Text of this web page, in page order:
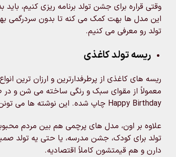
وقتی قراره برای جشن تولد برنامه ریزی کنیم،
این مدل ها بهت کمک می کنه تا بدون سردرگمی
تولد رو معرفی می کنیم.
ریسه تولد کاغذی
ریسه های کاغذی از پرطرفدارترین و ارزان ترین
معمولاً از مقوای سبک و رنگی ساخته می شن و
Happy Birthday چاپ شده. این نوشته ها می تونن با فونت های مختلف، ترکیب رنگ های شاد و حتی طرح های کارتونی همراه باشن.
علاوه بر اون، مدل های پرچمی هم بین مردم
تولد برای کودک، جشن مدرسه، یا حتی یه تولد
دارن و هم قیمتشون کاملاً اقتصادیه.